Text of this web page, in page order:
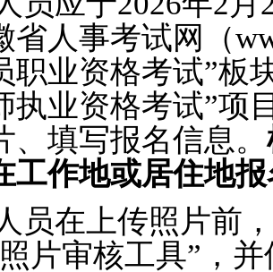
省人事考试网（
职业资格考试”板
执业资格考试”项
、填写报名信息。
工作地或居住地
员在上传照片前
片审核工具”，